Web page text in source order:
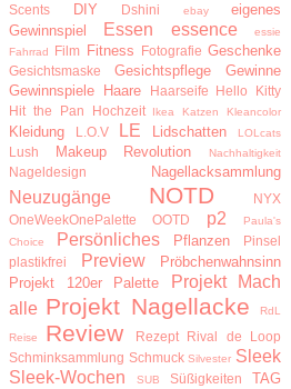
Scents
DIY Dshini ebay
eigenes
Gewinnspiel
Essen essence
essie
Fahrrad
Film Fitness Fotografie Geschenke
Gesichtsmaske Gesichtspflege
Gewinne
Gewinnspiele
Haare Haarseife
Hello Kitty
Hit the Pan
Hochzeit Ikea Katzen Kleancolor
Kleidung L.O.V LE Lidschatten LOLcats
Lush Makeup Revolution Nachhaltigkeit
Nageldesign Nagellacksammlung
Neuzugänge NOTD
NYX
OneWeekOnePalette
OOTD p2
Paula's
Choice
Persönliches Pflanzen
Pinsel
plastikfrei
Preview
Pröbchenwahnsinn
Projekt 120er Palette
Projekt Mach
alle Projekt Nagellacke RdL
Reise Review Rezept
Rival de Loop
Schminksammlung Schmuck Silvester Sleek
Sleek-Wochen
SUB Süßigkeiten TAG